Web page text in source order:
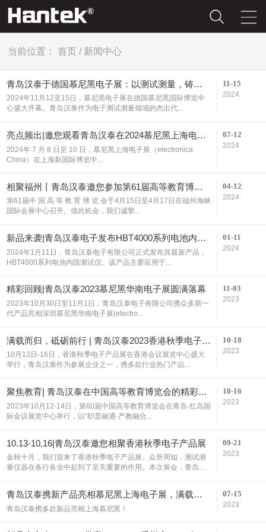
当前位置： 首页 / 新闻中心
青岛汉泰于德国慕尼黑电子展：以测试测量，铸合作之路！
2024年11月12至15日，慕尼黑电子展在德国慕尼黑国际博览中
心盛大开幕。青岛汉泰作为电子测试测量领域的杰出代...
11-15
2024
亮点频出|邀您观看青岛汉泰在2024慕尼黑上海电子展的精彩瞬间
2024年 7 月 8 日至 10 日，慕尼黑上海电子展（electronica
China）在上海新国际博览中...
07-12
2024
相聚福州丨青岛汉泰邀您参加第61届高等教育博览会
第61届中 国 高 等 教 育 博 览 会于4月15日至4月17日在福州海峡
国际会展中心召开。借此机会，我们诚挚...
04-12
2024
新品来袭|青岛汉泰电子发布HBT4000系列电池内阻测试仪，助力新能源产业质量提升
2024年1月11日，青岛汉泰电子有限公司正式发布其最新产品，
HBT4000系列电池内阻测试仪。该产品主要应用于...
01-11
2024
精彩回顾|青岛汉泰2023慕尼黑华南电子展圆满落幕
2023年10月30日至11月1日，青岛汉泰电子有限公司携众多新一
代产品亮相深圳慕尼黑华南电子展(electro...
11-03
2023
满载而归，砥砺前行 | 青岛汉泰2023香港秋季电子产品展圆满收官！
10月13日-16日，香港秋季电子产品展在香港会议展览中心盛大
举行，青岛汉泰作为参展企业之一，携多款行业热门产品...
10-18
2023
聚焦教育| 青岛汉泰在中国高等教育博览会的精彩瞬间
2023年10月12-14日，第60届中国高等教育博览会在青岛·红岛国
际会议展览中心举行，以“职普融通·产教融合...
10-16
2023
10.13-10.16|青岛汉泰邀您相聚香港秋季电子产品展
金秋十月，我们迎来了香港秋季电子产品展。众所周知，测试测
量仪器在各行各业中起到了至关重要的作用。本次展会，青岛
09-21
2023
青岛汉泰携新产品亮相慕尼黑上海电子展，满载而归！
青岛汉泰携多款新品亮相上海慕尼黑！
07-15
2023